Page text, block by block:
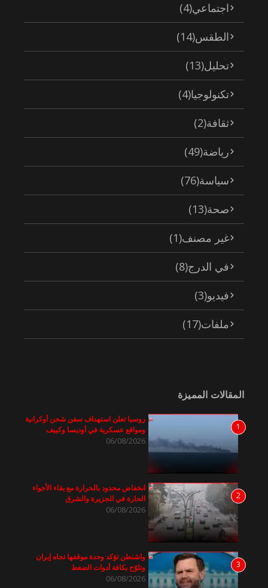
اجتماعي(4)
الطقس(14)
تحليل(13)
تكنولوجيا(4)
ثقافة(2)
رياضة(49)
سياسة(76)
صحة(13)
غير مصنف(1)
في الدرج(8)
فيديو(3)
ملفات(17)
المقالات المميزة
1
روسيا تعلن استهداف سفن شحن أوكرانية
ومواقع عسكرية في أوديسا وكييف
06/08/2026
2
انخفاض محدود بالحرارة مع بقاء الأجواء
الحارة في الجزيرة والشرق
06/08/2026
3
واشنطن تؤكد وحدة موقفها تجاه إيران
وتلوّح بكافة أدوات الضغط
06/08/2026